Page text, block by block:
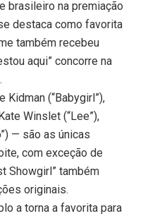
brasileiro na premiação
destaca como favorita
também recebeu
aqui” concorre na
(“Babygirl”),
Winslet (“Lee”),
— são as únicas
com exceção de
Showgirl” também
originais.
a torna a favorita para